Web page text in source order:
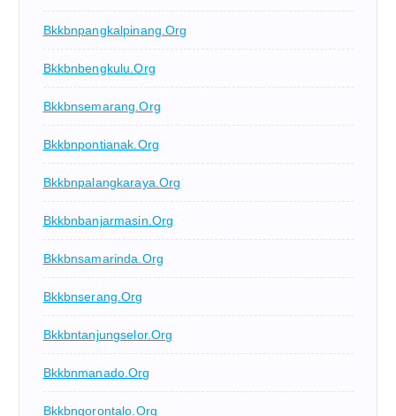
Bkkbnpangkalpinang.org
Bkkbnbengkulu.org
Bkkbnsemarang.org
Bkkbnpontianak.org
Bkkbnpalangkaraya.org
Bkkbnbanjarmasin.org
Bkkbnsamarinda.org
Bkkbnserang.org
Bkkbntanjungselor.org
Bkkbnmanado.org
Bkkbngorontalo.org